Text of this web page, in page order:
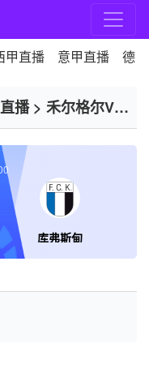
甲直播 意甲直播 德
播> 禾尔格尔VS
库弗斯甸